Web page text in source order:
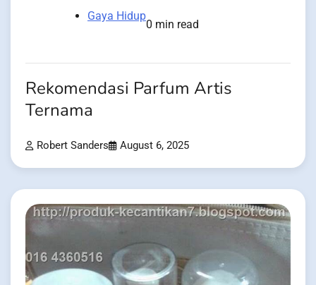
Gaya Hidup
0 min read
Rekomendasi Parfum Artis
Ternama
Robert Sanders August 6, 2025